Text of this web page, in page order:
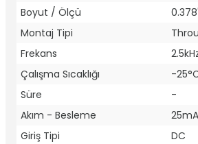
Boyut / Ölçü
Montaj Tipi
Frekans
Çalışma Sıcaklığı
-
Süre
-
Akım - Besleme
25mA
Giriş Tipi
DC